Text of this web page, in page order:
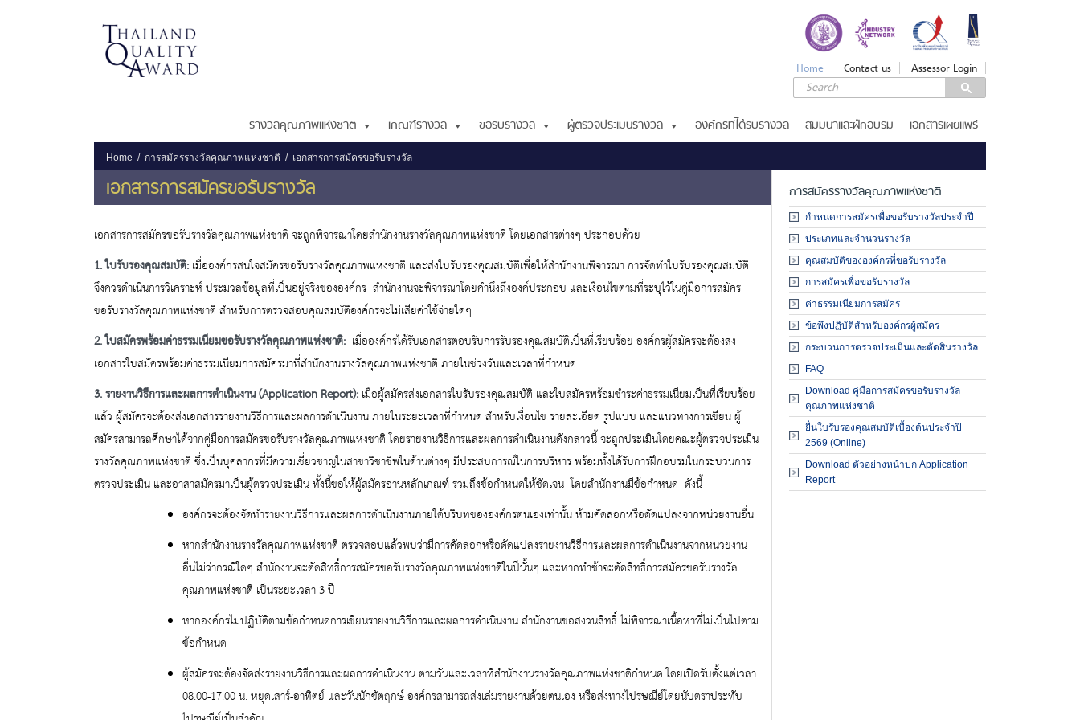
Home Contact us Assessor Login
รางวัลคุณภาพแห่งชาติ เกณฑ์รางวัล ขอรับรางวัล ผู้ตรวจประเมินรางวัล องค์กรที่ได้รับรางวัล สัมมนาและฝึกอบรม เอกสารเผยแพร่
Home การสมัครรางวัลคุณภาพแห่งชาติ เอกสารการสมัครขอรับรางวัล
เอกสารการสมัครขอรับรางวัล
เอกสารการสมัครขอรับรางวัลคุณภาพแห่งชาติ จะถูกพิจารณาโดยสำนักงานรางวัลคุณภาพแห่งชาติ โดยเอกสารต่างๆ ประกอบด้วย
1. ใบรับรองคุณสมบัติ:เมื่อองค์กรสนใจสมัครขอรับรางวัลคุณภาพแห่งชาติ และส่งใบรับรองคุณสมบัติเพื่อให้สำนักงานพิจารณา การจัดทำใบรับรองคุณสมบัติ
จึงควรดำเนินการวิเคราะห์ ประมวลข้อมูลที่เป็นอยู่จริงขององค์กร สำนักงานจะพิจารณาโดยคำนึงถึงองค์ประกอบ และเงื่อนไขตามที่ระบุไว้ในคู่มือการสมัคร
ขอรับรางวัลคุณภาพแห่งชาติ สำหรับการตรวจสอบคุณสมบัติองค์กรจะไม่เสียค่าใช้จ่ายใดๆ
2. ใบสมัครพร้อมค่าธรรมเนียมขอรับรางวัลคุณภาพแห่งชาติ: เมื่อองค์กรได้รับเอกสารตอบรับการรับรองคุณสมบัติเป็นที่เรียบร้อย องค์กรผู้สมัครจะต้องส่ง
เอกสารใบสมัครพร้อมค่าธรรมเนียมการสมัครมาที่สำนักงานรางวัลคุณภาพแห่งชาติ ภายในช่วงวันและเวลาที่กำหนด
3.รายงานวิธีการและผลการดำเนินงาน (Application Report):เมื่อผู้สมัครส่งเอกสารใบรับรองคุณสมบัติ และใบสมัครพร้อมชำระค่าธรรมเนียมเป็นที่เรียบร้อย
แล้ว ผู้สมัครจะต้องส่งเอกสารรายงานวิธีการและผลการดำเนินงาน ภายในระยะเวลาที่กำหนด สำหรับเงื่อนไข รายละเอียด รูปแบบ และแนวทางการเขียน ผู้
สมัครสามารถศึกษาได้จากคู่มือการสมัครขอรับรางวัลคุณภาพแห่งชาติ โดยรายงานวิธีการและผลการดำเนินงานดังกล่าวนี้ จะถูกประเมินโดยคณะผู้ตรวจประเมิน
รางวัลคุณภาพแห่งชาติ ซึ่งเป็นบุคลากรที่มีความเชี่ยวชาญในสาขาวิชาชีพในด้านต่างๆ มีประสบการณ์ในการบริหาร พร้อมทั้งได้รับการฝึกอบรมในกระบวนการ
ตรวจประเมิน และอาสาสมัครมาเป็นผู้ตรวจประเมิน ทั้งนี้ขอให้ผู้สมัครอ่านหลักเกณฑ์ รวมถึงข้อกำหนดให้ชัดเจน โดยสำนักงานมีข้อกำหนด ดังนี้
องค์กรจะต้องจัดทำรายงานวิธีการและผลการดำเนินงานภายใต้บริบทขององค์กรตนเองเท่านั้น ห้ามคัดลอกหรือดัดแปลงจากหน่วยงานอื่น
หากสำนักงานรางวัลคุณภาพแห่งชาติ ตรวจสอบแล้วพบว่ามีการคัดลอกหรือดัดแปลงรายงานวิธีการและผลการดำเนินงานจากหน่วยงาน
อื่นไม่ว่ากรณีใดๆ สำนักงานจะตัดสิทธิ์การสมัครขอรับรางวัลคุณภาพแห่งชาติในปีนั้นๆ และหากทำซ้าจะตัดสิทธิ์การสมัครขอรับรางวัล
คุณภาพแห่งชาติ เป็นระยะเวลา 3 ปี
หากองค์กรไม่ปฏิบัติตามข้อกำหนดการเขียนรายงานวิธีการและผลการดำเนินงาน สำนักงานขอสงวนสิทธิ์ ไม่พิจารณาเนื้อหาที่ไม่เป็นไปตาม
ข้อกำหนด
ผู้สมัครจะต้องจัดส่งรายงานวิธีการและผลการดำเนินงาน ตามวันและเวลาที่สำนักงานรางวัลคุณภาพแห่งชาติกำหนด โดยเปิดรับตั้งแต่เวลา
08.00-17.00 น. หยุดเสาร์-อาทิตย์ และวันนักขัตฤกษ์ องค์กรสามารถส่งเล่มรายงานด้วยตนเอง หรือส่งทางไปรษณีย์โดยนับตราประทับ
การสมัครรางวัลคุณภาพแห่งชาติ
กำหนดการสมัครเพื่อขอรับรางวัลประจำปี
ประเภทและจำนวนรางวัล
คุณสมบัติขององค์กรที่ขอรับรางวัล
การสมัครเพื่อขอรับรางวัล
ค่าธรรมเนียมการสมัคร
ข้อพึงปฏิบัติสำหรับองค์กรผู้สมัคร
กระบวนการตรวจประเมินและตัดสินรางวัล
FAQ
Download คู่มือการสมัครขอรับรางวัล
คุณภาพแห่งชาติ
ยื่นใบรับรองคุณสมบัติเบื้องต้นประจำปี
2569 (Online)
Download ตัวอย่างหน้าปก Application
Report
LOGIN
Login
Username
Password
SERVICES
รางวัลคุณภาพแห่งชาติ
ผู้ตรวจประเมินรางวัล
องค์กรที่ได้รับรางวัล
สัมมนาและฝึกอบรม
เอกสารเผยแพร่